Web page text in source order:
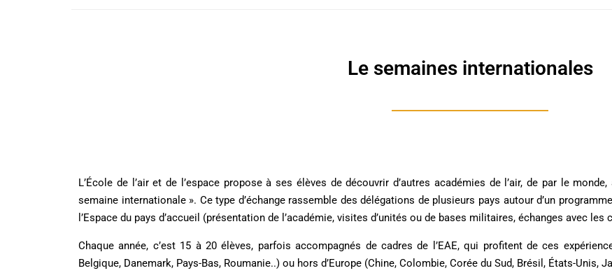
Le semaines internationales
L’École de l’air et de l’espace propose à ses élèves de découvrir d’autres académies de l’air, de par le
semaine internationale ». Ce type d’échange rassemble des délégations de plusieurs pays autour d’un
l’Espace du pays d’accueil (présentation de l’académie, visites d’unités ou de bases militaires, échanges avec
Chaque année, c’est 15 à 20 élèves, parfois accompagnés de cadres de l’EAE, qui profitent de ces
Belgique, Danemark, Pays-Bas, Roumanie..) ou hors d’Europe (Chine, Colombie, Corée du Sud, Brésil, États-Unis,